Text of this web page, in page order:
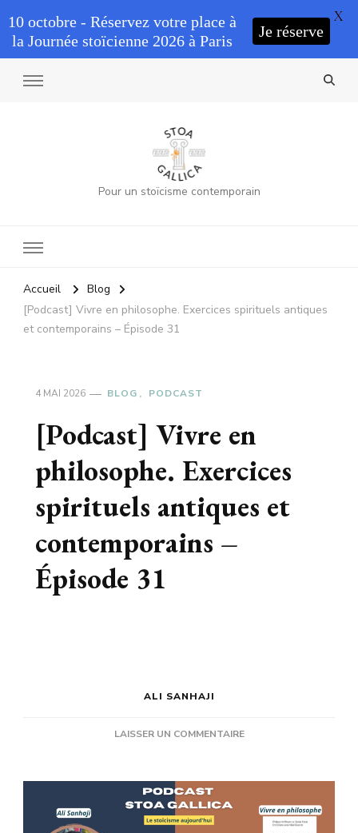
Pour un stoïcisme contemporain
Accueil
Blog
[Podcast] Vivre en philosophe. Exercices spirituels antiques
et contemporains – Épisode 31
4 MAI 2026 BLOG PODCAST
[Podcast] Vivre en
philosophe. Exercices
spirituels antiques et
contemporains –
Épisode 31
ALI SANHAJI
LAISSER UN COMMENTAIRESUR
EN
EXERCICES
10 octobre - Réservez votre place à
la Journée stoïcienne 2026 à Paris
Je réserve
X